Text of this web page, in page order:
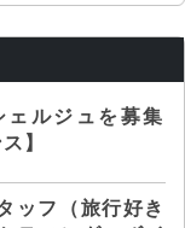
ルジュを募集
】
ッフ（旅行好き